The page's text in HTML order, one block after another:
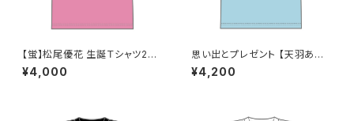
【蛍】松尾優花 生誕Ｔシャツ202
5 M〜XLサイズ
¥4,000
思い出とプレゼント 【天羽あい】
生誕Ｔシャツ XXL〜 XXXLサイ
ズ
¥4,200